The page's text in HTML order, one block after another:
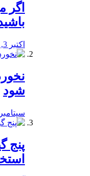
اگر
اکتبر 3, 2019
‌شود
سپتامبر 26, 2019
پنج